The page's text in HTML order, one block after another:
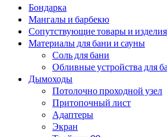
Бондарка
Мангалы и барбекю
Сопутствующие товары и изделия
Материалы для бани и сауны
Соль для бани
Обливные устройства для
Дымоходы
Потолочно проходной узел
Притопочный лист
Адаптеры
Экран